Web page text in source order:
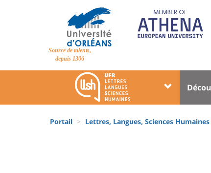
Site
Source de talents,
depuis 1306
Université
Block
liste
d'Ariane
Portail Lettres, Langues, Sciences Humaines